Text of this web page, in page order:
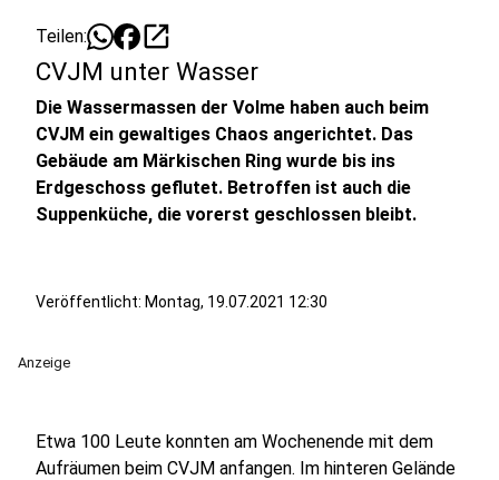
Teilen: open_in_new
CVJM unter Wasser
Die Wassermassen der Volme haben auch beim
CVJM ein gewaltiges Chaos angerichtet. Das
Gebäude am Märkischen Ring wurde bis ins
Erdgeschoss geflutet. Betroffen ist auch die
Suppenküche, die vorerst geschlossen bleibt.
Veröffentlicht: Montag, 19.07.2021 12:30
Anzeige
Etwa 100 Leute konnten am Wochenende mit dem
Aufräumen beim CVJM anfangen. Im hinteren Gelände